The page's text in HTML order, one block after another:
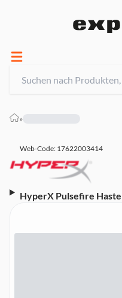
»
Web-Code: 17622003414
HyperX Pulsefire